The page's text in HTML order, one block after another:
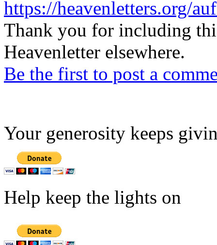
https://heavenletters.org/
Thank you for including
Heavenletter elsewhere.
Be the first to post a
Your generosity keeps
Help keep the lights on